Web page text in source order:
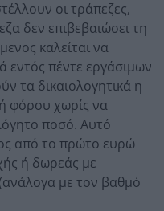
οι τράπεζες,
δεν επιβεβαιώσει τη
καλείται να
εντός πέντε εργάσιμων
τα δικαιολογητικά η
φόρου χωρίς να
ποσό. Αυτό
από το πρώτο ευρώ
ή δωρεάς με
με τον βαθμό